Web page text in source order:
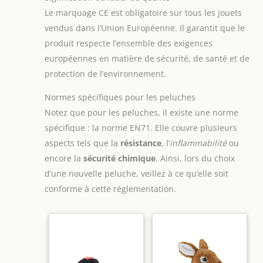
Le marquage CE est obligatoire sur tous les jouets
vendus dans l’Union Européenne. Il garantit que le
produit respecte l’ensemble des exigences
européennes en matière de sécurité, de santé et de
protection de l’environnement.
Normes spécifiques pour les peluches
Notez que pour les peluches, il existe une norme
spécifique : la norme EN71. Elle couvre plusieurs
aspects tels que la résistance, l’inflammabilitéou
encore la sécurité chimique. Ainsi, lors du choix
d’une nouvelle peluche, veillez à ce qu’elle soit
conforme à cette réglementation.